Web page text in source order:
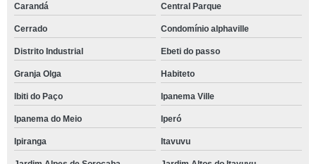
Carandá Central Parque
Cerrado Condomínio alphaville
Distrito Industrial Ebeti do passo
Granja Olga Habiteto
Ibiti do Paço Ipanema Ville
Ipanema do Meio Iperó
Ipiranga Itavuvu